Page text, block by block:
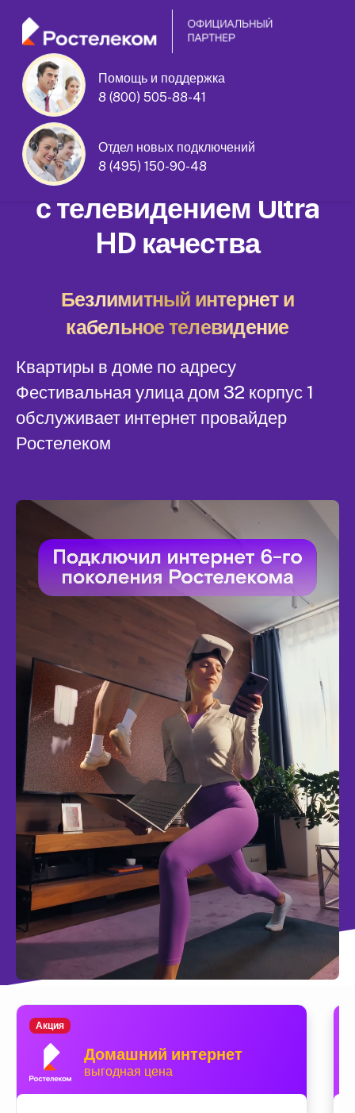
Помощь и поддержка
8 (800) 505-88-41
Отдел новых подключений
8 (495) 150-90-48
Фестивальная улица дом 32 корпус
Домашний интернет
с телевидением Ultra
HD качества
Безлимитный интернет и
кабельное телевидение
Квартиры в доме по адресу
Фестивальная улица дом 32 корпус 1
обслуживает интернет провайдер
Ростелеком
Домашний интернет
выгодная цена
Акция